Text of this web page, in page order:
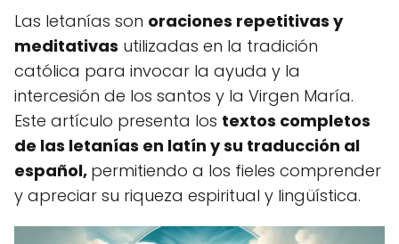
Las letanías son oraciones repetitivas y
meditativas utilizadas en la tradición
católica para invocar la ayuda y la
intercesión de los santos y la Virgen María.
Este artículo presenta los textos completos
de las letanías en latín y su traducción al
español, permitiendo a los fieles comprender
y apreciar su riqueza espiritual y lingüística.